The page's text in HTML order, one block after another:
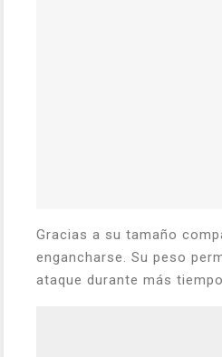
Gracias a su tamaño
engancharse. Su peso
ataque durante más